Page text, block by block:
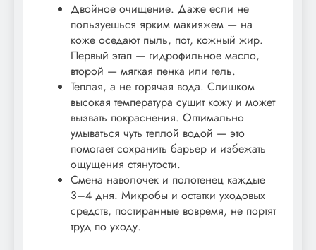
Двойное очищение. Даже если не
пользуешься ярким макияжем — на
коже оседают пыль, пот, кожный жир.
Первый этап — гидрофильное масло,
второй — мягкая пенка или гель.
Теплая, а не горячая вода. Слишком
высокая температура сушит кожу и может
вызвать покраснения. Оптимально
умываться чуть теплой водой — это
помогает сохранить барьер и избежать
ощущения стянутости.
Смена наволочек и полотенец каждые
3–4 дня. Микробы и остатки уходовых
средств, постиранные вовремя, не портят
труд по уходу.